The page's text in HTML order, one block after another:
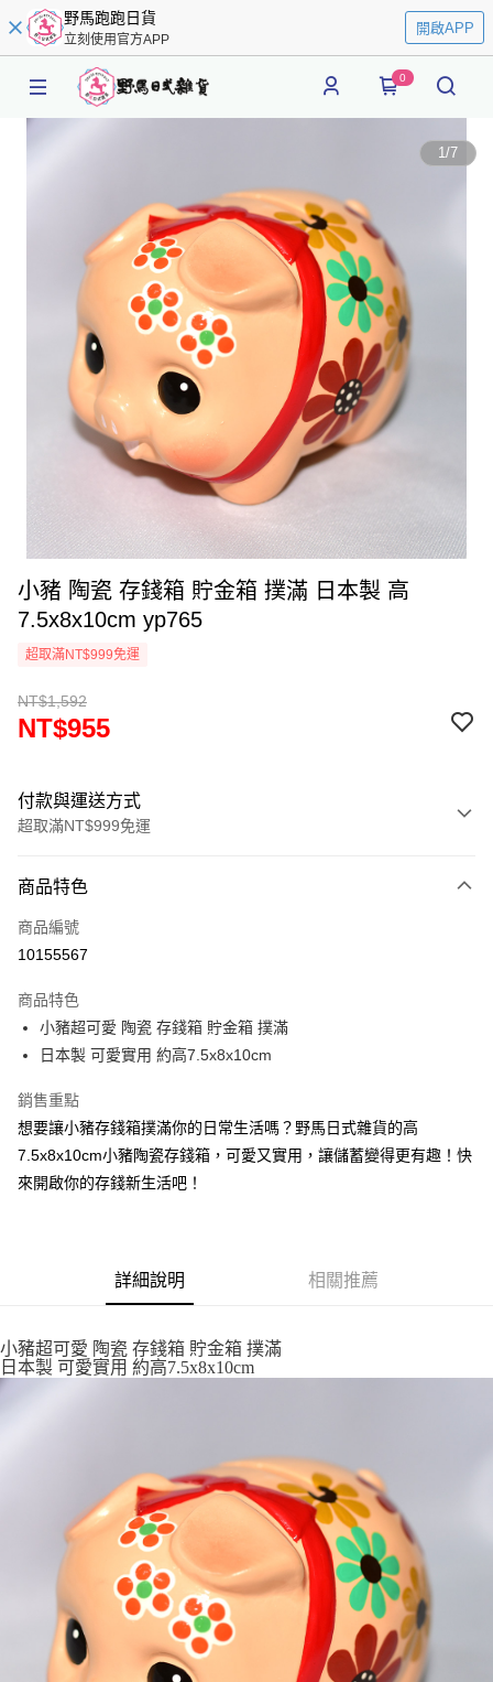
野馬跑跑日貨
立刻使用官方APP
開啟APP
0
1/7
小豬 陶瓷 存錢箱 貯金箱 撲滿 日本製 高
7.5x8x10cm yp765
超取滿NT$999免運
NT$1,592
NT$955
付款與運送方式
超取滿NT$999免運
信用卡一次付款
信用卡分期付款
合作金庫商業銀行
華南商業銀行
彰化商業銀行
上海商業儲蓄銀行
台北富邦商業銀行
臺灣中小企業銀行
匯豐（台灣）商業銀行
華泰商業銀行
聯邦商業銀行
遠東國際商業銀行
元大商業銀行
超商取貨付款
LINE Pay
Apple Pay
街口支付
悠遊付
全家取貨付款
每筆NT$65，滿NT$999(含以上)免運費
每筆NT$65，滿NT$999(含以上)免運費
7-11取貨付款
每筆NT$65，滿NT$999(含以上)免運費
付款後7-11取貨
每筆NT$65，滿NT$999(含以上)免運費
每筆NT$100，滿NT$999(含以上)免運費
商品特色
商品編號
10155567
商品特色
小豬超可愛 陶瓷 存錢箱 貯金箱 撲滿
日本製 可愛實用 約高7.5x8x10cm
銷售重點
想要讓小豬存錢箱撲滿你的日常生活嗎？野馬日式雜貨的高
7.5x8x10cm小豬陶瓷存錢箱，可愛又實用，讓儲蓄變得更有趣！快
來開啟你的存錢新生活吧！
詳細說明 相關推薦
小豬超可愛 陶瓷 存錢箱 貯金箱 撲滿
日本製 可愛實用 約高7.5x8x10cm